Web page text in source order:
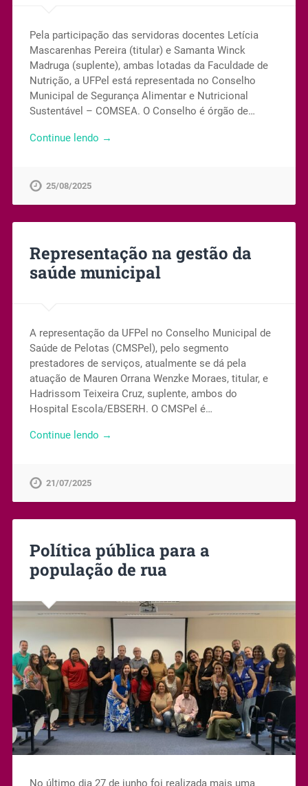
Pela participação das servidoras docentes Letícia
Mascarenhas Pereira (titular) e Samanta Winck
Madruga (suplente), ambas lotadas da Faculdade de
Nutrição, a UFPel está representada no Conselho
Municipal de Segurança Alimentar e Nutricional
Sustentável – COMSEA. O Conselho é órgão de…
Continue lendo →
25/08/2025
Representação na gestão da
saúde municipal
A representação da UFPel no Conselho Municipal de
Saúde de Pelotas (CMSPel), pelo segmento
prestadores de serviços, atualmente se dá pela
atuação de Mauren Orrana Wenzke Moraes, titular, e
Hadrissom Teixeira Cruz, suplente, ambos do
Hospital Escola/EBSERH. O CMSPel é…
Continue lendo →
21/07/2025
Política pública para a
população de rua